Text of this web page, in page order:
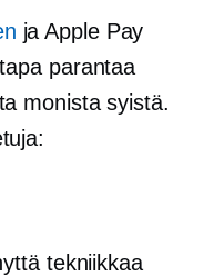
ja Apple Pay
parantaa
monista syistä.
tekniikkaa